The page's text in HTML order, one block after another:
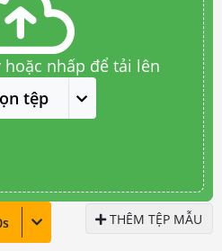
hoặc nhấp để tải lên
tệp
s THÊM TỆP MẪU